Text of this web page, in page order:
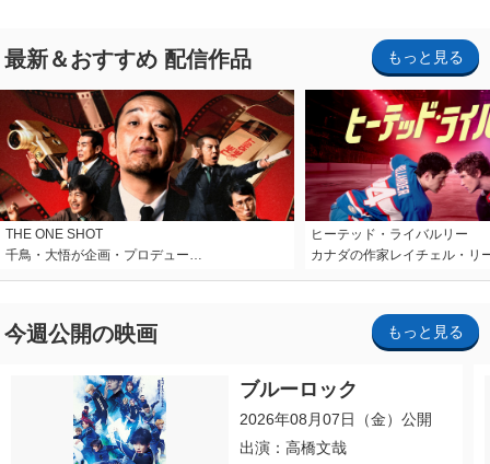
最新＆おすすめ 配信作品 もっと見る
THE ONE SHOT
千鳥・大悟が企画・プロデュー…
ヒーテッド・ライバルリー
カナダの作家レイチェル・リ
今週公開の映画 もっと見る
ブルーロック
2026年08月07日（金）公開
出演：高橋文哉